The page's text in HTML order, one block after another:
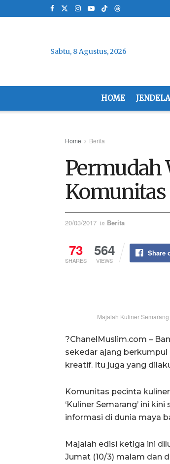
Sabtu, 8 Agustus, 2026
HOME
Home Berita
Permudah
20/03/2017 in Berita
73
SHARES
564
VIEWS
Share
Majalah Kuliner
?ChanelMuslim.com –
sekedar ajang
kreatif. Itu juga yang
Komunitas pecinta
‘Kuliner Semarang’ ini
informasi di dunia maya
Majalah edisi ketiga ini
Jumat (10/3) malam dan